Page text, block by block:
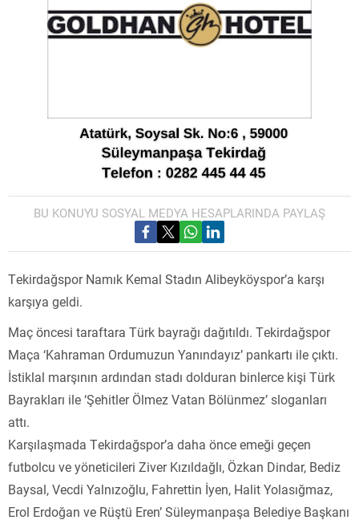
BU KONUYU SOSYAL MEDYA HESAPLARINDA PAYLAŞ
Tekirdağspor Namık Kemal Stadın Alibeyköyspor’a karşı
karşıya geldi.
Maç öncesi taraftara Türk bayrağı dağıtıldı. Tekirdağspor
Maça ‘Kahraman Ordumuzun Yanındayız’ pankartı ile çıktı.
İstiklal marşının ardından stadı dolduran binlerce kişi Türk
Bayrakları ile ‘Şehitler Ölmez Vatan Bölünmez’ sloganları
attı.
Karşılaşmada Tekirdağspor’a daha önce emeği geçen
futbolcu ve yöneticileri Ziver Kızıldağlı, Özkan Dindar, Bediz
Baysal, Vecdi Yalnızoğlu, Fahrettin İyen, Halit Yolasığmaz,
Erol Erdoğan ve Rüştü Eren’ Süleymanpaşa Belediye Başkanı